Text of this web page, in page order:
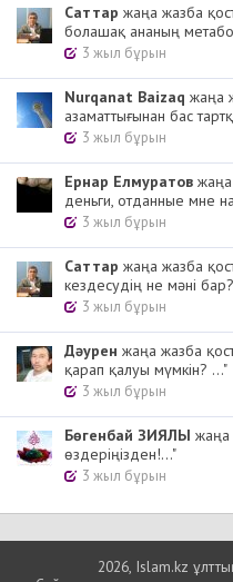
Cаттар жаңа жазба
болашақ ананың
3 жыл бұрын
Nurqanat Baizaq жаңа
азаматтығынан бас
3 жыл бұрын
Ернар Елмуратов
деньги, отданные мне
3 жыл бұрын
Cаттар жаңа жазба
кездесудің не мәні
3 жыл бұрын
Дәурен жаңа жазба
қарап қалуы мүмкін? ..."
3 жыл бұрын
Бөгенбай ЗИЯЛЫ жаңа
өздеріңізден!..."
3 жыл бұрын
2026, Islam.kz